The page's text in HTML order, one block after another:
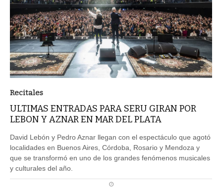
ULTIMAS ENTRADAS PARA SERU GIRAN POR
LEBON Y AZNAR EN MAR DEL PLATA
localidades en Buenos Aires, Córdoba, Rosario y Mendoza y
que se transformó en uno de los grandes fenómenos musicales
y culturales del año.
PUBLICADO DIA 06/08/2026 ÀS 00H33MIN